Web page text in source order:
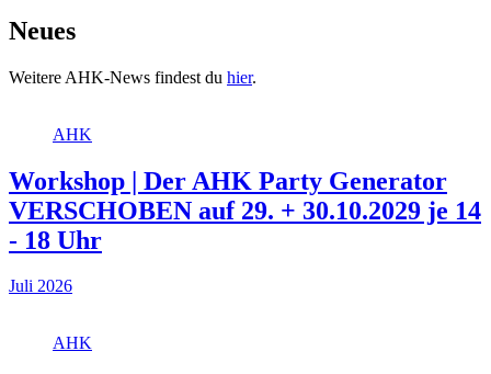
Neues
Weitere AHK-News findest du hier.
AHK
Workshop | Der AHK Party Generator
VERSCHOBEN auf 29. + 30.10.2029 je 14
- 18 Uhr
Juli 2026
AHK